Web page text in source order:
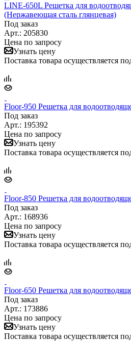
LINE-650L Решетка для
(Нержавеющая сталь глянцевая)
Под заказ
Арт.: 205830
Цена по запросу
Узнать цену
Поставка товара осуществляется
Floor-950 Решетка для
Под заказ
Арт.: 195392
Цена по запросу
Узнать цену
Поставка товара осуществляется
Floor-850 Решетка для
Под заказ
Арт.: 168936
Цена по запросу
Узнать цену
Поставка товара осуществляется
Floor-650 Решетка для
Под заказ
Арт.: 173886
Цена по запросу
Узнать цену
Поставка товара осуществляется